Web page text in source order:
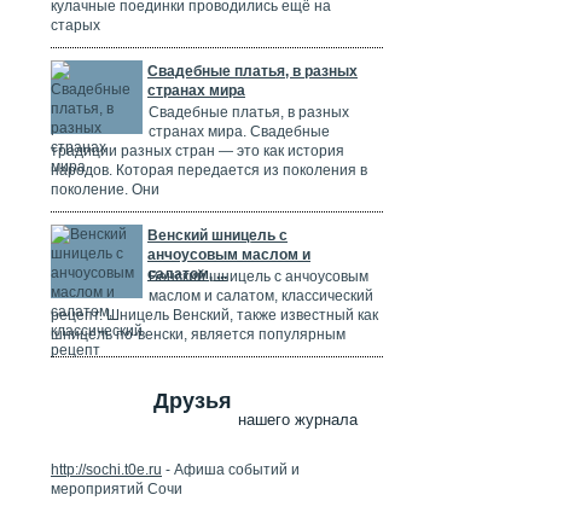
кулачные поединки проводились ещё на
старых
Свадебные платья, в разных
странах мира
Свадебные платья, в разных
странах мира. Свадебные
традиции разных стран — это как история
народов. Которая передается из поколения в
поколение. Они
Венский шницель с
анчоусовым маслом и
салатом, ...
Венский шницель с анчоусовым
маслом и салатом, классический
рецепт. Шницель Венский, также известный как
шницель по-венски, является популярным
Друзья
нашего журнала
http://sochi.t0e.ru - Афиша событий и
мероприятий Сочи